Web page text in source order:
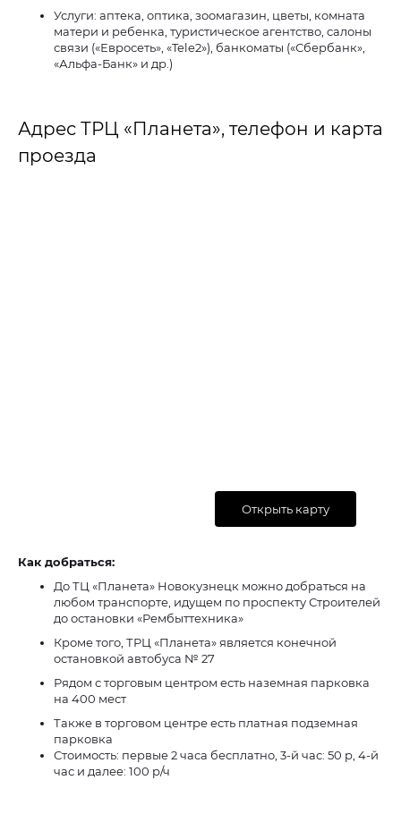
Услуги: аптека, оптика, зоомагазин, цветы, комната
матери и ребенка, туристическое агентство, салоны
связи («Евросеть», «Tele2»), банкоматы («Сбербанк»,
«Альфа-Банк» и др.)
Адрес ТРЦ «Планета», телефон и карта
проезда
Открыть карту
Как добраться:
До ТЦ «Планета» Новокузнецк можно добраться на
любом транспорте, идущем по проспекту Строителей
до остановки «Рембыттехника»
Кроме того, ТРЦ «Планета» является конечной
остановкой автобуса № 27
Рядом с торговым центром есть наземная парковка
на 400 мест
Также в торговом центре есть платная подземная
парковка
Стоимость: первые 2 часа бесплатно, 3-й час: 50 р, 4-й
час и далее: 100 р/ч